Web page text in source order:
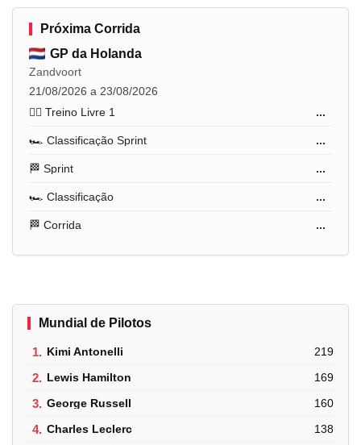
Próxima Corrida
GP da Holanda
Zandvoort
21/08/2026 a 23/08/2026
🏋️‍♂️ Treino Livre 1
...
🏎️ Classificação Sprint ...
🏁 Sprint ...
🏎️ Classificação ...
🏁 Corrida ...
Mundial de Pilotos
1. Kimi Antonelli 219
2. Lewis Hamilton 169
3. George Russell 160
4. Charles Leclerc 138